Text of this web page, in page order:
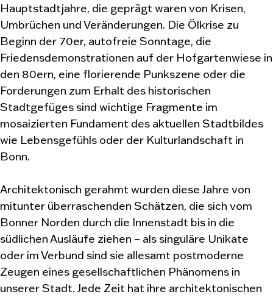
Hauptstadtjahre, die geprägt waren von Krisen,
Umbrüchen und Veränderungen. Die Ölkrise zu
Beginn der 70er, autofreie Sonntage, die
Friedensdemonstrationen auf der Hofgartenwiese in
den 80ern, eine florierende Punkszene oder die
Forderungen zum Erhalt des historischen
Stadtgefüges sind wichtige Fragmente im
mosaizierten Fundament des aktuellen Stadtbildes
wie Lebensgefühls oder der Kulturlandschaft in
Bonn.
Architektonisch gerahmt wurden diese Jahre von
mitunter überraschenden Schätzen, die sich vom
Bonner Norden durch die Innenstadt bis in die
südlichen Ausläufe ziehen – als singuläre Unikate
oder im Verbund sind sie allesamt postmoderne
Zeugen eines gesellschaftlichen Phänomens in
unserer Stadt. Jede Zeit hat ihre architektonischen